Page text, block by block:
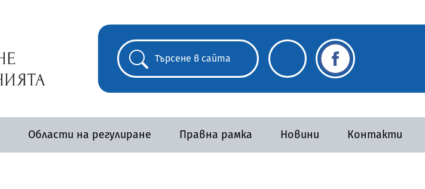
Области на регулиране Правна рамка Новини Контакти